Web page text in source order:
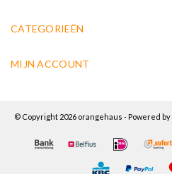
CATEGORIEËN
MIJN ACCOUNT
© Copyright 2026 orangehaus - Powered by